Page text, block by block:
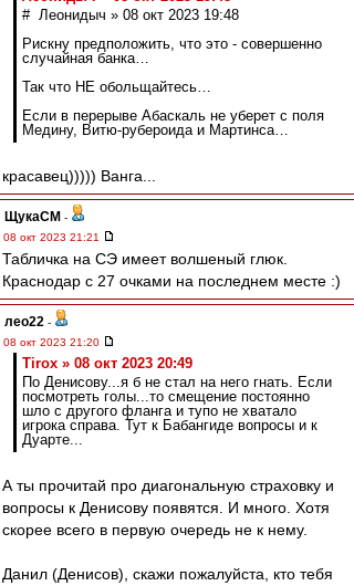
# Леонидыч » 08 окт 2023 19:48
Рискну предположить, что это - совершенно
случайная банка…
Так что НЕ обольщайтесь…
Если в перерыве Абаскаль не уберет с поля
Медину, Витю-рубероида и Мартинса…
красавец))))) Ванга...
ЩукаСМ -
08 окт 2023 21:21
Табличка на СЭ имеет волшеный глюк.
Краснодар с 27 очками на последнем месте :)
лео22 -
08 окт 2023 21:20
Tirox » 08 окт 2023 20:49
По Денисову...я б не стал на него гнать. Если
посмотреть голы...то смещение постоянно
шло с другого фланга и тупо не хватало
игрока справа. Тут к Бабангиде вопросы и к
Дуарте...
А ты прочитай про диагональную страховку и
вопросы к Денисову появятся. И много. Хотя
скорее всего в первую очередь не к нему.
Данил (Денисов), скажи пожалуйста, кто тебя